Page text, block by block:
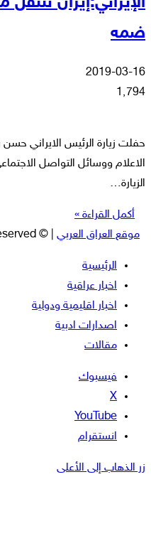
ضمه
2019-03-16
1٬794
حفلت زيارة الرئيس الايراني
الاعلام ووسائل التواصل
الزيارة…
أكمل القراءة »
موقع العراق العربي | © Copyright 2026, All Rights Reserved
الرئيسية
اخبار عراقية
اخبار اقليمية ودولية
اصدارات ادبية
مقالات
فيسبوك
‫X
‫YouTube
انستقرام
زر الذهاب إلى الأعلى